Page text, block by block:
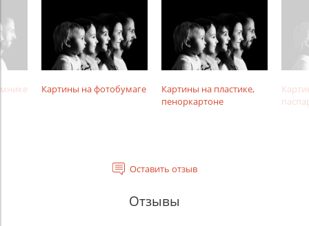
Картины на фотобумаге
Картины на пластике,
пеноркартоне
Оставить отзыв
Отзывы